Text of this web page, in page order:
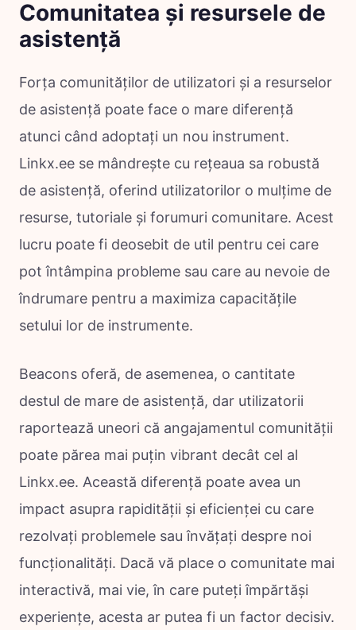
Comunitatea și resursele de
asistență
Forța comunităților de utilizatori și a resurselor
de asistență poate face o mare diferență
atunci când adoptați un nou instrument.
Linkx.ee se mândrește cu rețeaua sa robustă
de asistență, oferind utilizatorilor o mulțime de
resurse, tutoriale și forumuri comunitare. Acest
lucru poate fi deosebit de util pentru cei care
pot întâmpina probleme sau care au nevoie de
îndrumare pentru a maximiza capacitățile
setului lor de instrumente.
Beacons oferă, de asemenea, o cantitate
destul de mare de asistență, dar utilizatorii
raportează uneori că angajamentul comunității
poate părea mai puțin vibrant decât cel al
Linkx.ee. Această diferență poate avea un
impact asupra rapidității și eficienței cu care
rezolvați problemele sau învățați despre noi
funcționalități. Dacă vă place o comunitate mai
interactivă, mai vie, în care puteți împărtăși
experiențe, acesta ar putea fi un factor decisiv.